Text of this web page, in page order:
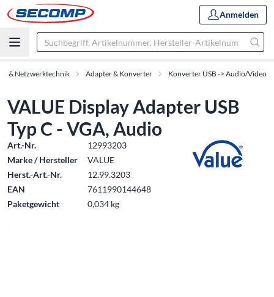
Anmelden
& Netzwerktechnik Adapter & Konverter Konverter USB -> Audio/Video
VALUE Display Adapter USB
Typ C - VGA, Audio
Art.-Nr.
12993203
Marke / Hersteller
VALUE
Herst.-Art.-Nr.
12.99.3203
EAN
7611990144648
Paketgewicht
0,034 kg